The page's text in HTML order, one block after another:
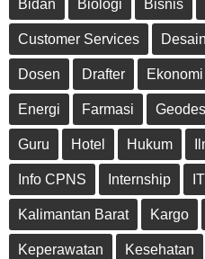
Bidan Biologi Bisnis
Customer Services
Dosen Drafter Ekonomi
Energi Farmasi
Guru Hotel Hukum
Info CPNS Internship IT
Kalimantan Barat Kargo
Keperawatan Kesehatan